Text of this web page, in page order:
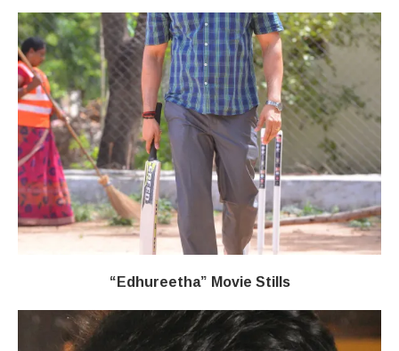
“Edhureetha” Movie Stills